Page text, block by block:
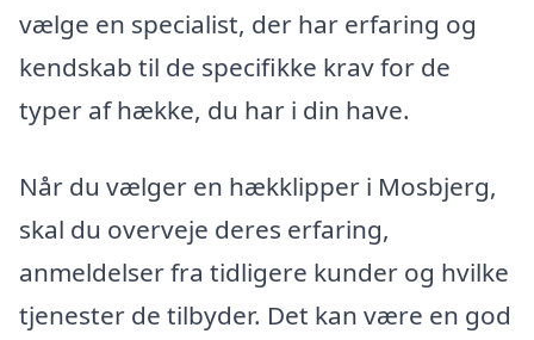
vælge en specialist, der har erfaring og
kendskab til de specifikke krav for de
typer af hække, du har i din have.
Når du vælger en hækklipper i Mosbjerg,
skal du overveje deres erfaring,
anmeldelser fra tidligere kunder og hvilke
tjenester de tilbyder. Det kan være en god